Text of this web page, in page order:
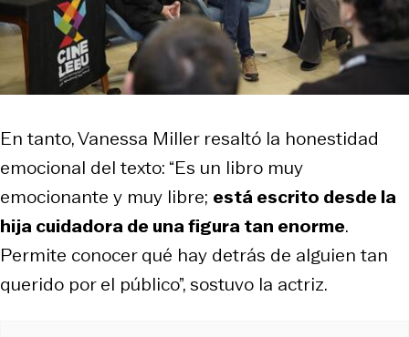
En tanto, Vanessa Miller resaltó la honestidad
emocional del texto: “Es un libro muy
emocionante y muy libre; está escrito desde la
hija cuidadora de una figura tan enorme.
Permite conocer qué hay detrás de alguien tan
querido por el público”, sostuvo la actriz.